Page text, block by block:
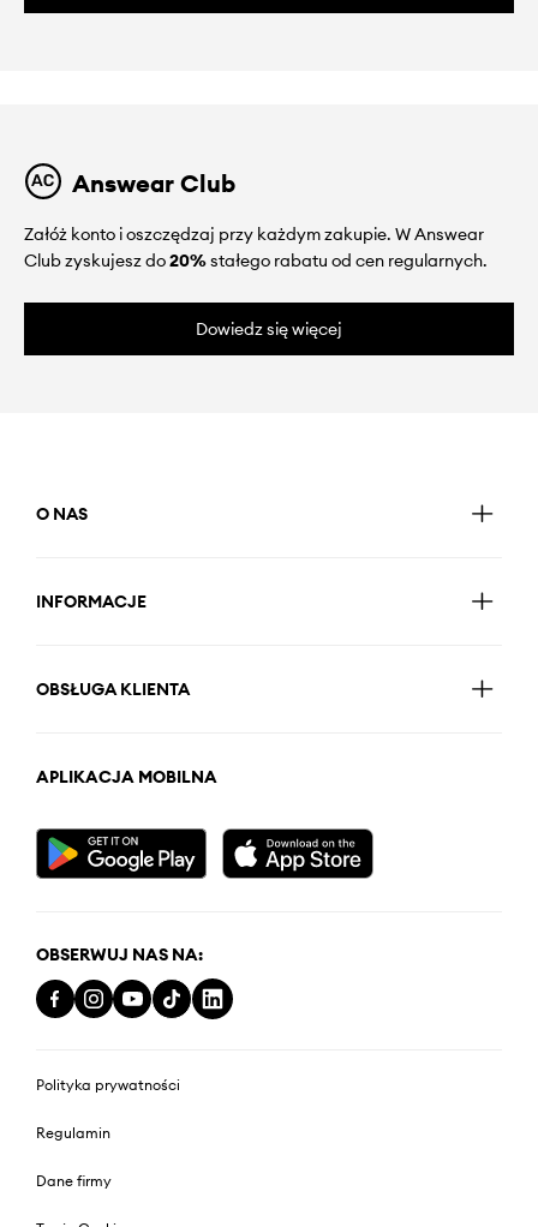
Answear Club
Załóż konto i oszczędzaj przy każdym zakupie. W Answear
Club zyskujesz do20%stałego rabatu od cen regularnych.
Dowiedz się więcej
O NAS
INFORMACJE
OBSŁUGA KLIENTA
APLIKACJA MOBILNA
OBSERWUJ NAS NA:
Polityka prywatności
Regulamin
Dane firmy